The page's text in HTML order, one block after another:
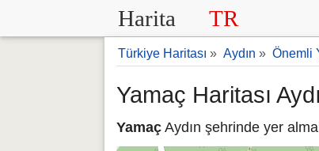
Harita TR
Türkiye Haritası » Aydın » Önemli
Yamaç Haritası
Yamaç Aydın şehrinde yer